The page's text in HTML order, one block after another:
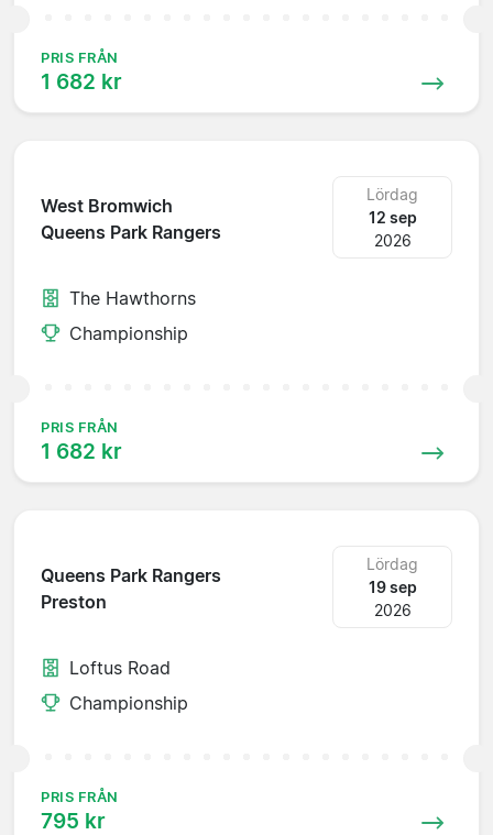
PRIS FRÅN
1 682 kr
West Bromwich
Queens Park Rangers
Lördag
12 sep
2026
The Hawthorns
Championship
PRIS FRÅN
1 682 kr
Queens Park Rangers
Preston
Lördag
19 sep
2026
Loftus Road
Championship
PRIS FRÅN
795 kr